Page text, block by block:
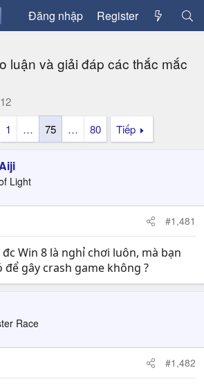
Đăng nhập Register
luận và giải đáp các thắc mắc
1 … 75 … 80 Tiếp
Light
#1,481
Win 8 là nghỉ chơi luôn, mà bạn
để gây crash game không ?
Race
#1,482